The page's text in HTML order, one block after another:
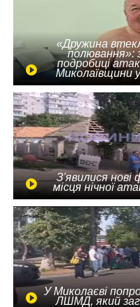
«Дружина
полювання»:
подробиці
Миколаївщини
З'явилися нові
місця нічної
У Миколаєві
ЛШМД, який